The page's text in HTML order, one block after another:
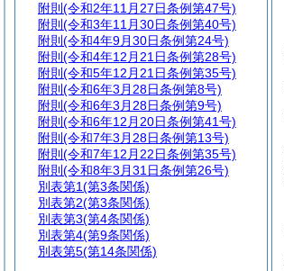
附則 (令和2年11月27日条例第47号)
附則 (令和3年11月30日条例第40号)
附則 (令和4年9月30日条例第24号)
附則 (令和4年12月21日条例第28号)
附則 (令和5年12月21日条例第35号)
附則 (令和6年3月28日条例第8号)
附則 (令和6年3月28日条例第9号)
附則 (令和6年12月20日条例第41号)
附則 (令和7年3月28日条例第13号)
附則 (令和7年12月22日条例第35号)
附則 (令和8年3月31日条例第26号)
別表第1(第3条関係)
別表第2(第3条関係)
別表第3(第4条関係)
別表第4(第9条関係)
別表第5(第14条関係)